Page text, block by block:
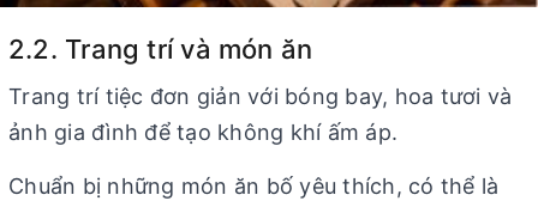
2.2. Trang trí và món ăn
Trang trí tiệc đơn giản với bóng bay, hoa tươi và
ảnh gia đình để tạo không khí ấm áp.
Chuẩn bị những món ăn bố yêu thích, có thể là